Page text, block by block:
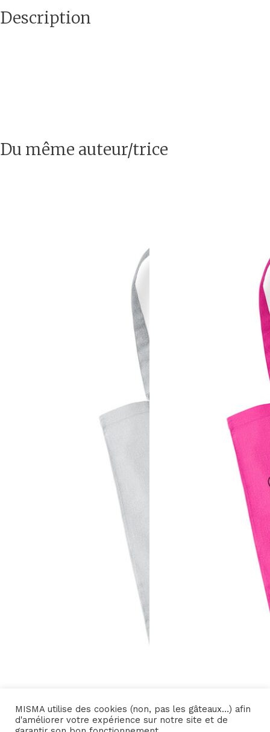
Description
Du même auteur/trice
10,00 € 6,00€
MISMA utilise des cookies (non, pas les gâteaux…) afin
d'améliorer votre expérience sur notre site et de